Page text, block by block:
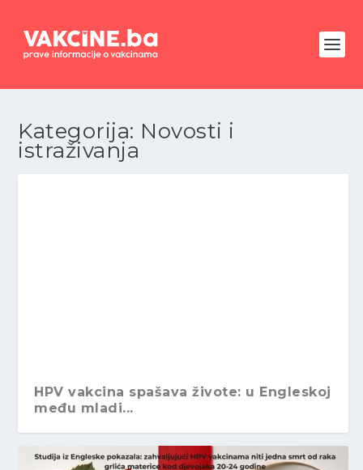
Kategorija: Novosti i
istraživanja
HPV vakcina spašava živote: u Engleskoj
među mladi...